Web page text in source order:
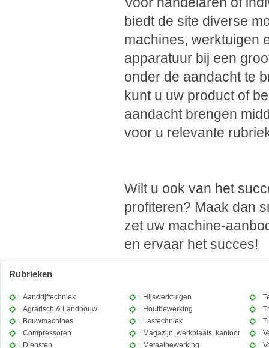
biedt de site diverse
machines, werktuigen
apparatuur bij een
onder de aandacht te
kunt u uw product of
aandacht brengen
voor u relevante
Wilt u ook van het
profiteren? Maak dan
zet uw machine-
en ervaar het succes!
Rubrieken
Aandrijftechniek
Agrarisch & Landbouw
Bouwmachines
Compressoren
Diensten
Hijswerktuigen
Houtbewerking
Lastechniek
Magazijn, werkplaats, kantoor
Metaalbewerking